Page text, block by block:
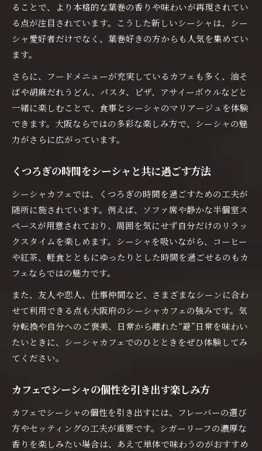
本格派も満足できるシーシャの楽しみ方を紹介
ることで、より本格的な葉巻の香りや味わいが再現されてい
る点が注目されています。こうした新しいシーシャは、シー
シャ愛好者だけでなく、葉巻好きの方からも人気を集めてい
ます。
さらに、フードメニューが充実しているカフェも多く、油そ
ばや胡麻だれうどん、パスタ、ピザ、アサイーボウルなどと
一緒に楽しむことで、食事とシーシャのマリアージュを体験
できます。大阪ならではの多彩な楽しみ方で、シーシャの魅
力がさらに広がっています。
くつろぎの時間をシーシャと共に過ごす方法
シーシャカフェでは、くつろぎの時間を過ごすための工夫が
随所に施されています。例えば、ソファ席や静かな半個室ス
ペースが用意されており、周囲を気にせず自分だけのリラッ
クスタイムを楽しめます。シーシャを吸いながら、コーヒー
や紅茶、軽食とともにゆったりとした時間を過ごせるのもカ
フェならではの魅力です。
また、友人や恋人、仕事仲間など、さまざまなシーンに合わ
せて利用できる点も大阪府のシーシャカフェの強みです。気
分転換や自分へのご褒美、日常から離れた“避”日常を味わい
たいときに、シーシャカフェでのひとときをぜひ体験してみ
てください。
カフェでシーシャの個性を引き出す楽しみ方
カフェでシーシャの個性を引き出すには、フレーバーの選び
方やセッティングの工夫が重要です。シガーリーフの濃厚な
香りを楽しみたい場合は、あえて単体で味わうのがおすすめ